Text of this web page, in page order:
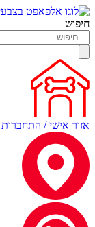
חיפוש
אזור אישי / התחברות